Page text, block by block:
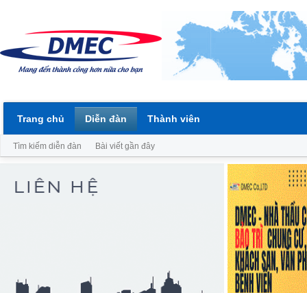
Trang chủ Diễn đàn
Tìm kiếm diễn đàn Bài viết gần đây
Thành viên